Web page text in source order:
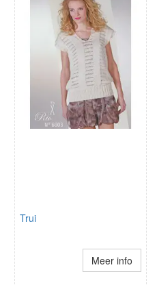
Trui
Meer info